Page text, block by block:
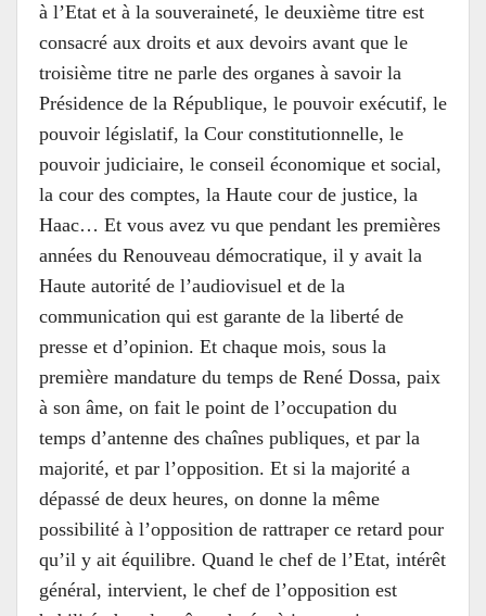
à l’Etat et à la souveraineté, le deuxième titre est
consacré aux droits et aux devoirs avant que le
troisième titre ne parle des organes à savoir la
Présidence de la République, le pouvoir exécutif, le
pouvoir législatif, la Cour constitutionnelle, le
pouvoir judiciaire, le conseil économique et social,
la cour des comptes, la Haute cour de justice, la
Haac… Et vous avez vu que pendant les premières
années du Renouveau démocratique, il y avait la
Haute autorité de l’audiovisuel et de la
communication qui est garante de la liberté de
presse et d’opinion. Et chaque mois, sous la
première mandature du temps de René Dossa, paix
à son âme, on fait le point de l’occupation du
temps d’antenne des chaînes publiques, et par la
majorité, et par l’opposition. Et si la majorité a
dépassé de deux heures, on donne la même
possibilité à l’opposition de rattraper ce retard pour
qu’il y ait équilibre. Quand le chef de l’Etat, intérêt
général, intervient, le chef de l’opposition est